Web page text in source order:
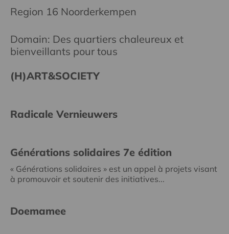
Region 16 Noorderkempen
Domain: Des quartiers chaleureux et
bienveillants pour tous
(H)ART&SOCIETY
Radicale Vernieuwers
Générations solidaires 7e édition
« Générations solidaires » est un appel à projets visant
à promouvoir et soutenir des initiatives...
Doemamee